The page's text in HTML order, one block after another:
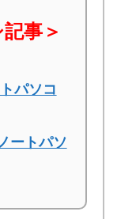
事＞
パソコ
ートパソ